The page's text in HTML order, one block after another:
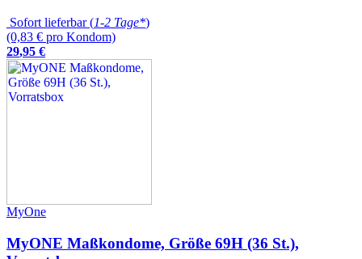
Sofort lieferbar (1-2 Tage*)
(0,83 € pro Kondom)
29,95 €
MyOne
MyONE Maßkondome, Größe 69H (36 St.),